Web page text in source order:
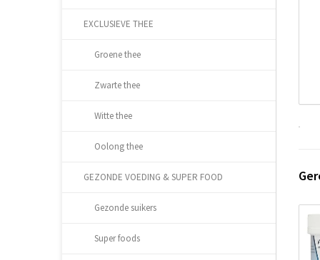
EXCLUSIEVE THEE
Groene thee
Zwarte thee
Witte thee
Oolong thee
GEZONDE VOEDING & SUPER FOOD
Gezonde suikers
Super foods